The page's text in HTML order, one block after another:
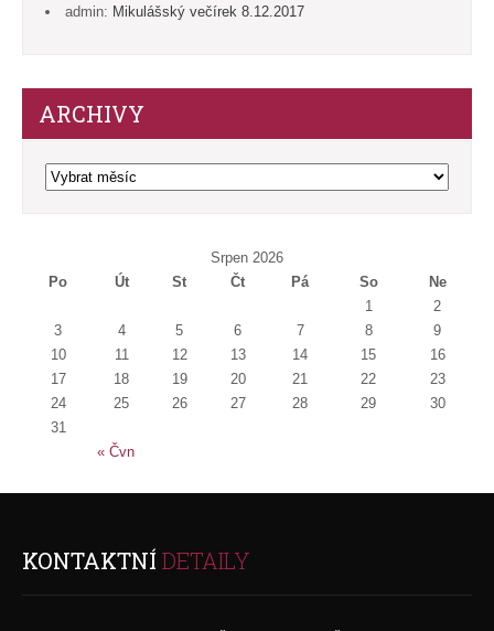
admin: Mikulášský večírek 8.12.2017
ARCHIVY
Archivy
Srpen 2026
Po
Út St Čt Pá So Ne
« Čvn
1
2
3
4 5 6 7 8
9
10
11 12 13 14 15
16
17
18 19 20 21 22
23
24
25 26 27 28 29
30
31
KONTAKTNÍ DETAILY